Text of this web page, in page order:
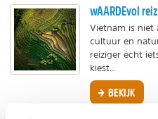
wAARDEvol
Vietnam is niet
cultuur en
reiziger écht
kiest...
BEKIJK